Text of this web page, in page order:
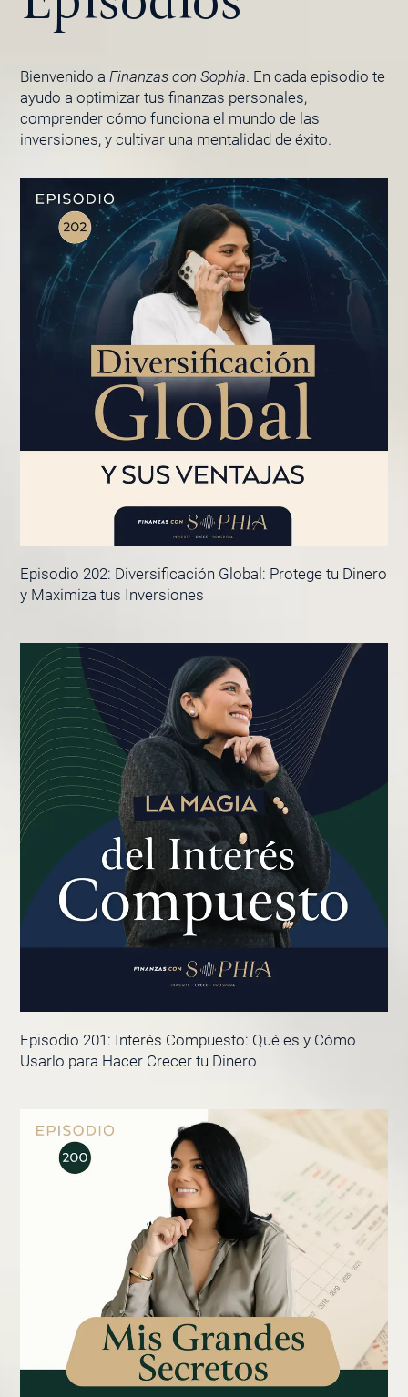
Bienvenido a Finanzas con Sophia. En cada episodio te
ayudo a optimizar tus finanzas personales,
comprender cómo funciona el mundo de las
inversiones, y cultivar una mentalidad de éxito.
Episodio 202: Diversificación Global: Protege tu Dinero
y Maximiza tus Inversiones
Episodio 201: Interés Compuesto: Qué es y Cómo
Usarlo para Hacer Crecer tu Dinero
PÁGINA
PÁGINA
PÁGINAPÁGINA